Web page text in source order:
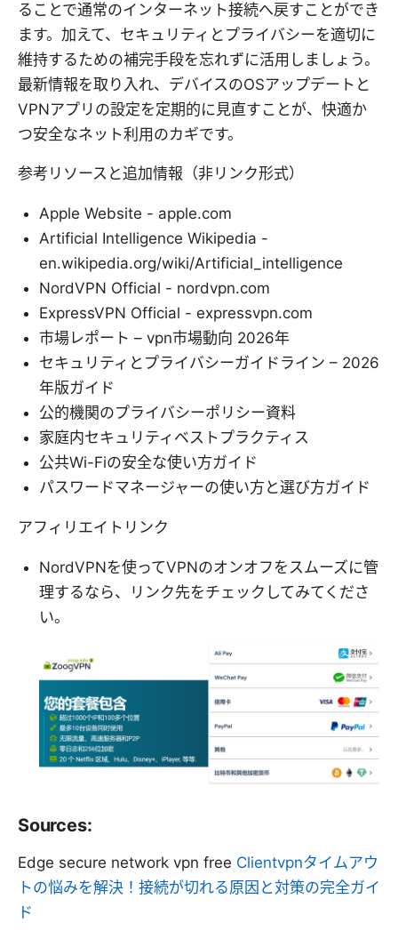
ることで通常のインターネット接続へ戻すことができ
ます。加えて、セキュリティとプライバシーを適切に
維持するための補完手段を忘れずに活用しましょう。
最新情報を取り入れ、デバイスのOSアップデートと
VPNアプリの設定を定期的に見直すことが、快適か
つ安全なネット利用のカギです。
参考リソースと追加情報（非リンク形式）
Apple Website - apple.com
Artificial Intelligence Wikipedia -
en.wikipedia.org/wiki/Artificial_intelligence
NordVPN Official - nordvpn.com
ExpressVPN Official - expressvpn.com
市場レポート – vpn市場動向 2026年
セキュリティとプライバシーガイドライン – 2026
年版ガイド
公的機関のプライバシーポリシー資料
家庭内セキュリティベストプラクティス
公共Wi-Fiの安全な使い方ガイド
パスワードマネージャーの使い方と選び方ガイド
アフィリエイトリンク
NordVPNを使ってVPNのオンオフをスムーズに管
理するなら、リンク先をチェックしてみてくださ
い。
Sources:
Edge secure network vpn free Clientvpnタイムアウ
トの悩みを解決！接続が切れる原因と対策の完全ガイ
ド